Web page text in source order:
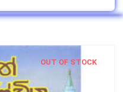
OUT OF STOCK